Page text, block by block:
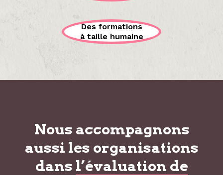
Des formations
à taille humaine
Nous accompagnons
aussi les organisations
dans l’évaluation de